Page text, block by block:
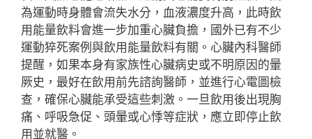
為運動時身體會流失水分，血液濃度升高，此時飲
用能量飲料會進一步加重心臟負擔，國外已有不少
運動猝死案例與飲用能量飲料有關。心臟內科醫師
提醒，如果本身有家族性心臟病史或不明原因的暈
厥史，最好在飲用前先諮詢醫師，並進行心電圖檢
查，確保心臟能承受這些刺激。一旦飲用後出現胸
痛、呼吸急促、頭暈或心悸等症狀，應立即停止飲
用並就醫。